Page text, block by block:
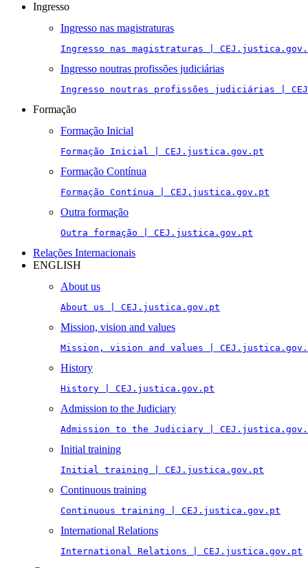
Ingresso
Ingresso nas magistraturas
Ingresso nas magistraturas |
Ingresso noutras profissões judiciárias
Ingresso noutras profissões judiciárias |
Formação
Formação Inicial
Formação Inicial | CEJ.justica.gov.pt
Formação Contínua
Formação Contínua | CEJ.justica.gov.pt
Outra formação
Outra formação | CEJ.justica.gov.pt
Relações Internacionais
ENGLISH
About us
About us | CEJ.justica.gov.pt
Mission, vision and values
Mission, vision and values |
History
History | CEJ.justica.gov.pt
Admission to the Judiciary
Admission to the Judiciary |
Initial training
Initial training | CEJ.justica.gov.pt
Continuous training
Continuous training | CEJ.justica.gov.pt
International Relations
International Relations | CEJ.justica.gov.pt